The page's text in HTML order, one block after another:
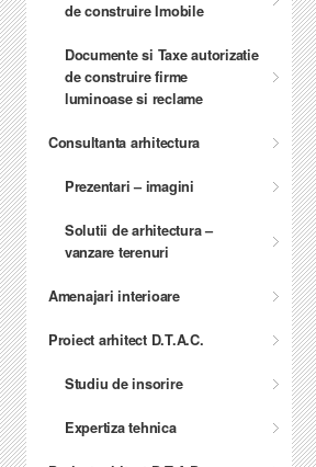
de construire Imobile
Documente si Taxe autorizatie
de construire firme
luminoase si reclame
Consultanta arhitectura
Prezentari – imagini
Solutii de arhitectura –
vanzare terenuri
Amenajari interioare
Proiect arhitect D.T.A.C.
Studiu de insorire
Expertiza tehnica